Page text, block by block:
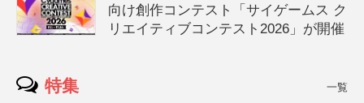
向け創作コンテスト「サイゲームス ク
リエイティブコンテスト2026」が開催
特集 一覧